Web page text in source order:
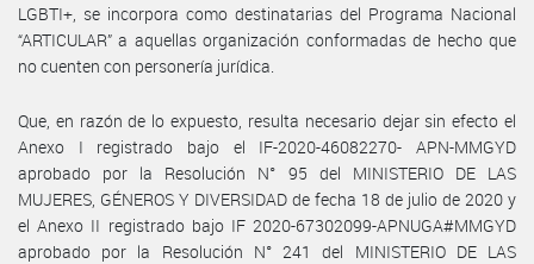
LGBTI+, se incorpora como destinatarias del Programa Nacional
“ARTICULAR” a aquellas organización conformadas de hecho que
no cuenten con personería jurídica.
Que, en razón de lo expuesto, resulta necesario dejar sin efecto el
Anexo I registrado bajo el IF-2020-46082270- APN-MMGYD
aprobado por la Resolución N° 95 del MINISTERIO DE LAS
MUJERES, GÉNEROS Y DIVERSIDAD de fecha 18 de julio de 2020 y
el Anexo II registrado bajo IF 2020-67302099-APNUGA#MMGYD
aprobado por la Resolución N° 241 del MINISTERIO DE LAS